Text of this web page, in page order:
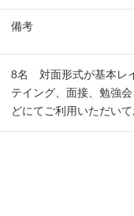
備考
8名 対面形式が基本レ
テイング、面接、勉強
どにてご利用いただいて